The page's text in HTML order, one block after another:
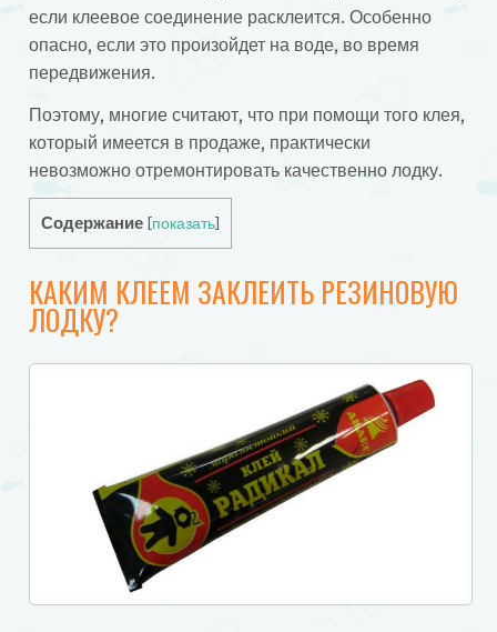
если клеевое соединение расклеится. Особенно
опасно, если это произойдет на воде, во время
передвижения.
Поэтому, многие считают, что при помощи того клея,
который имеется в продаже, практически
невозможно отремонтировать качественно лодку.
Содержание показать]
КАКИМ КЛЕЕМ ЗАКЛЕИТЬ РЕЗИНОВУЮ
ЛОДКУ?